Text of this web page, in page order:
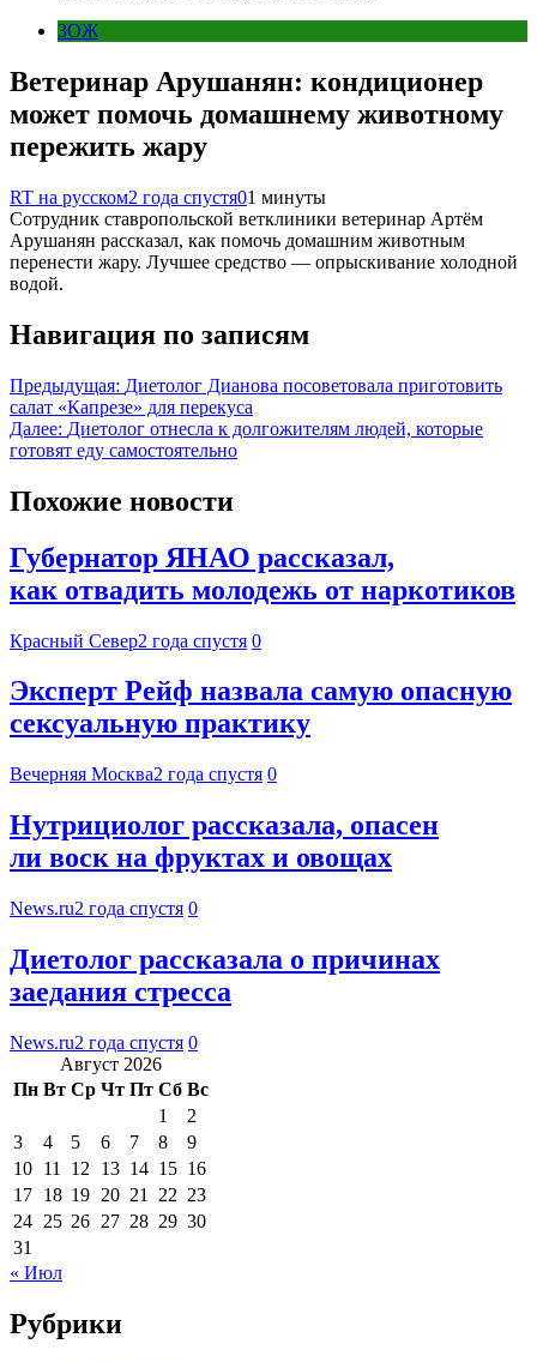
ЗОЖ
Ветеринар Арушанян: кондиционер
может помочь домашнему животному
пережить жару
RT на русском2 года спустя01 минуты
Сотрудник ставропольской ветклиники ветеринар Артём
Арушанян рассказал, как помочь домашним животным
перенести жару. Лучшее средство — опрыскивание холодной
водой.
Навигация по записям
Предыдущая: Диетолог Дианова посоветовала приготовить
салат «Капрезе» для перекуса
Далее: Диетолог отнесла к долгожителям людей, которые
готовят еду самостоятельно
Похожие новости
Губернатор ЯНАО рассказал,
как отвадить молодежь от наркотиков
Красный Север2 года спустя 0
Эксперт Рейф назвала самую опасную
сексуальную практику
Вечерняя Москва2 года спустя 0
Нутрициолог рассказала, опасен
ли воск на фруктах и овощах
News.ru2 года спустя 0
Диетолог рассказала о причинах
заедания стресса
News.ru2 года спустя 0
Август 2026
Пн Вт Ср Чт Пт Сб Вс
1
2
3
4 5 6 7 8
9
10 11 12 13 14 15 16
17 18 19 20 21 22 23
24 25 26 27 28 29 30
31
« Июл
Рубрики